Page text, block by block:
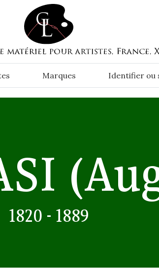
Marques Identifier ou
1820 - 1889